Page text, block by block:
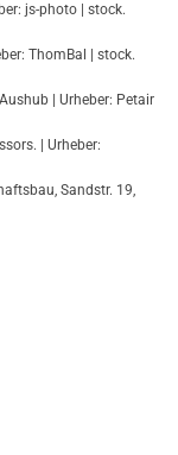
js-photo | stock.​
ThomBal | stock.​
| Ur­he­ber: Petair
| Ur­he­ber:
Sandstr. 19,